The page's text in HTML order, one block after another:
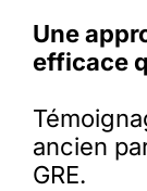
Une
efficace
ancien
GRE.